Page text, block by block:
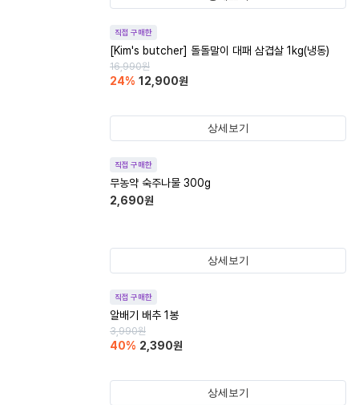
직접 구매한
[Kim's butcher] 돌돌말이 대패 삼겹살 1kg(냉동)
16,990원
24% 12,900원
상세보기
직접 구매한
무농약 숙주나물 300g
2,690원
상세보기
직접 구매한
알배기 배추 1봉
3,990원
40% 2,390원
상세보기